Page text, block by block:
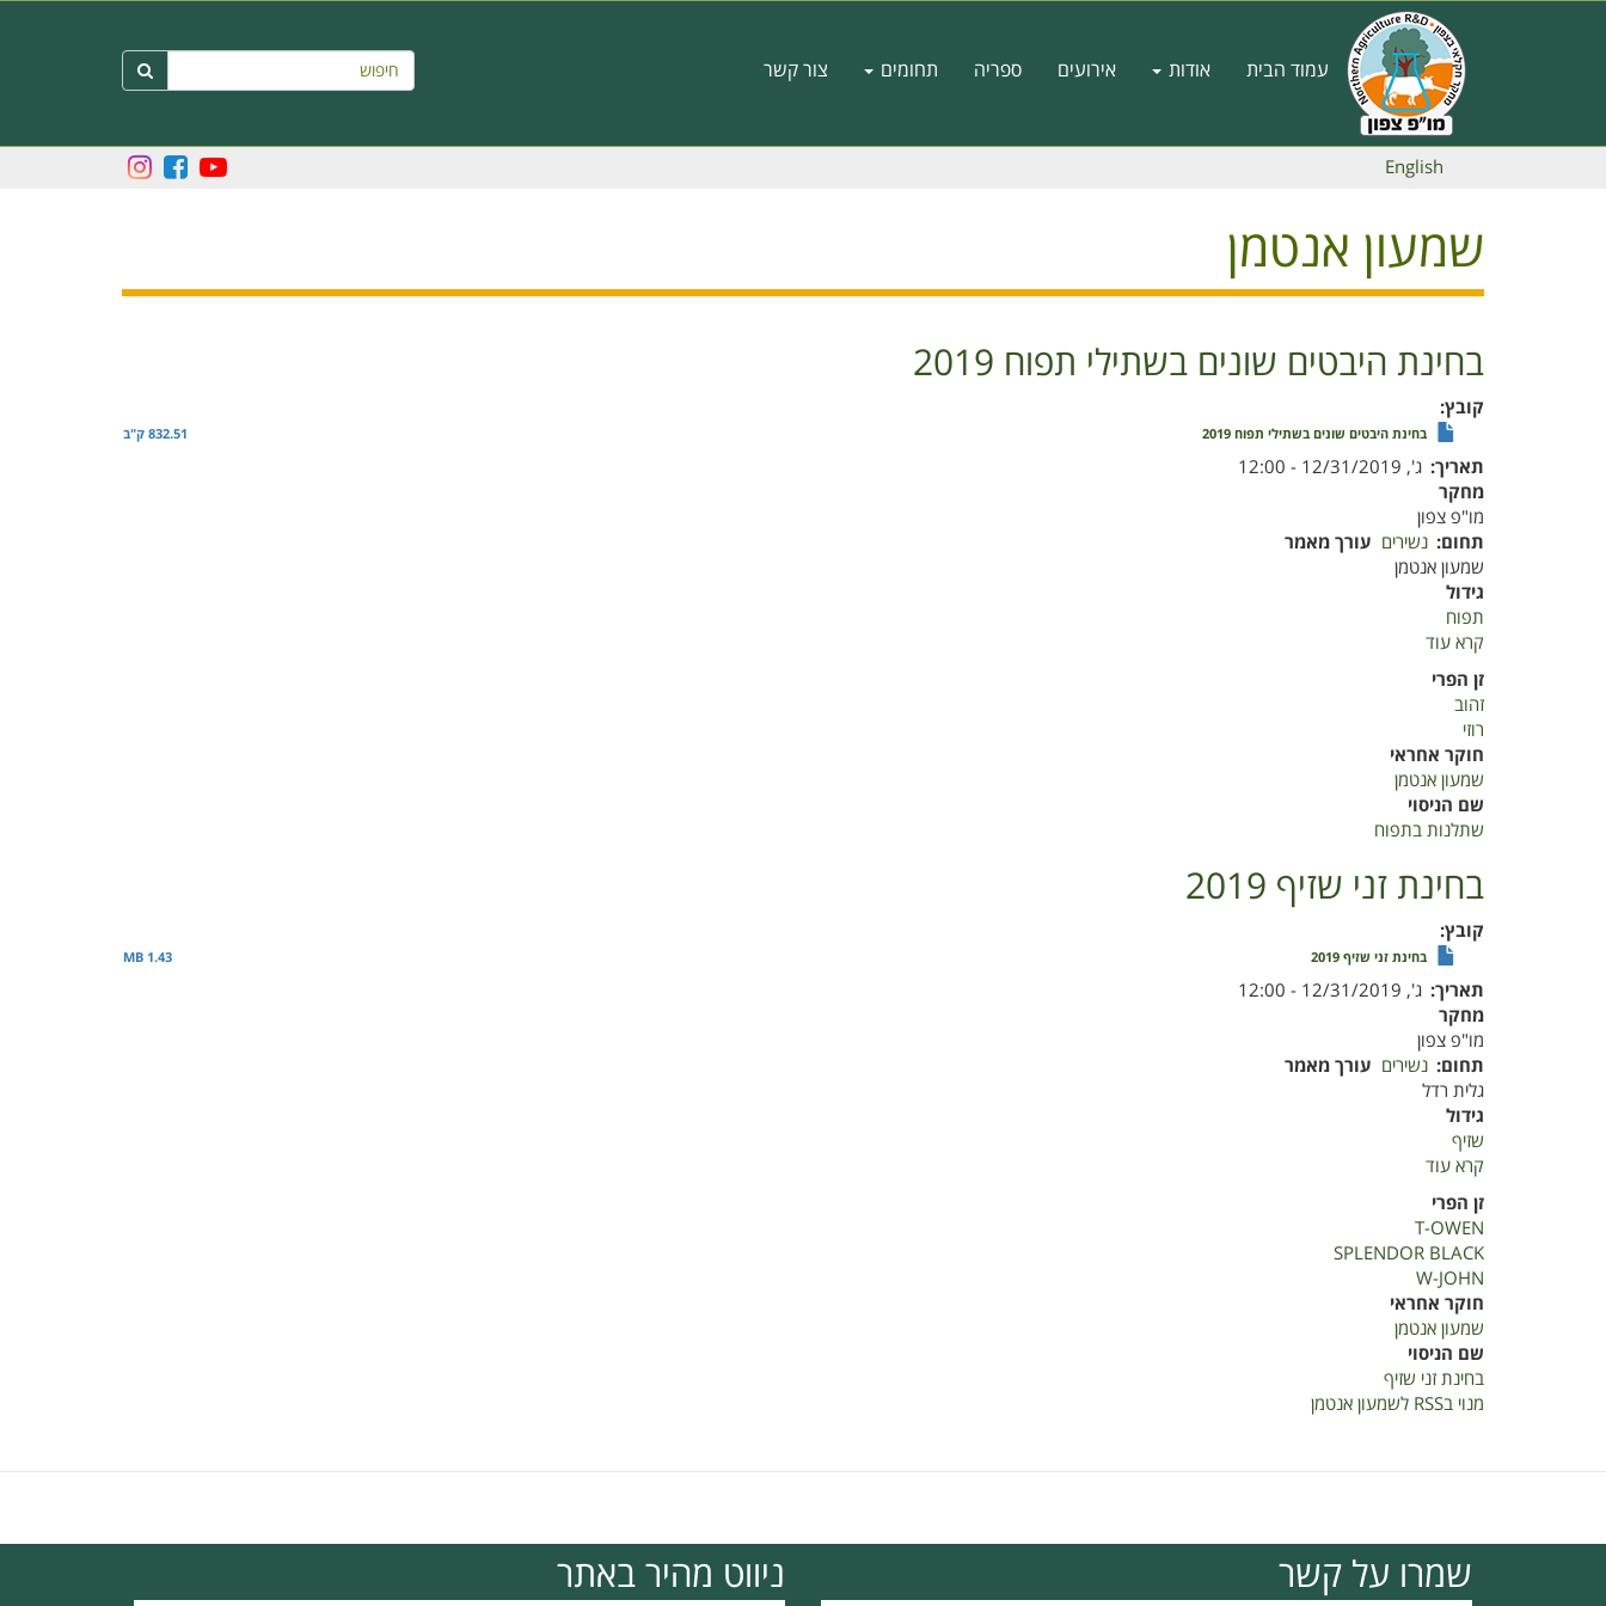
Main
navigation
עמוד הבית אודות אירועים ספריה תחומים צור קשר חיפוש 
English
שמעון אנטמן
בחינת היבטים שונים בשתילי תפוח 2019
קובץ
בחינת היבטים שונים בשתילי תפוח 2019 832.51 ק"ב
תאריך ג', 12/31/2019 - 12:00
מחקר
מו"פ צפון
תחום נשירים עורך מאמר
שמעון אנטמן
גידול
תפוח
קרא עוד
תפוח
2019
זן הפרי
זהוב
רוזי
חוקר אחראי
שמעון אנטמן
שם הניסוי
שתלנות בתפוח
בחינת זני שזיף 2019
קובץ
בחינת זני שזיף 2019 1.43 MB
תאריך ג', 12/31/2019 - 12:00
מחקר
מו"פ צפון
תחום נשירים עורך מאמר
גלית רדל
גידול
שזיף
קרא עוד
זני
שזיף
2019
זן הפרי
T-OWEN
SPLENDOR BLACK
W-JOHN
חוקר אחראי
שמעון אנטמן
שם הניסוי
בחינת זני שזיף
מנוי בRSS לשמעון אנטמן
שמרו על קשר ניווט מהיר באתר